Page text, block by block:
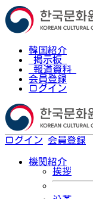
韓国紹介
掲示板
報道資料
会員登録
ログイン
ログイン 会員登録
機関紹介
挨拶